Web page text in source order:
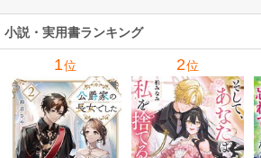
したか 1巻
小説・実用書ランキング
1位 2位